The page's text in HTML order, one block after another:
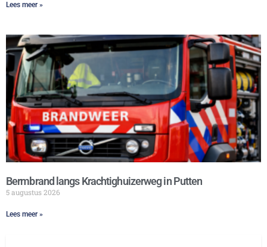
Lees meer »
Bermbrand langs Krachtighuizerweg in Putten
5 augustus 2026
Lees meer »